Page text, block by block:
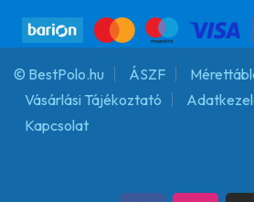
© BestPolo.hu ÁSZF
Vásárlási Tájékoztató
Kapcsolat